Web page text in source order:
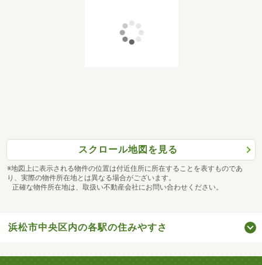
スクロール地図を見る
※地図上に表示される物件の位置は付近住所に所在することを表すものであ
り、実際の物件所在地とは異なる場合がございます。
正確な物件所在地は、取扱い不動産会社にお問い合わせください。
浜松市中央区内の各駅の住みやすさ